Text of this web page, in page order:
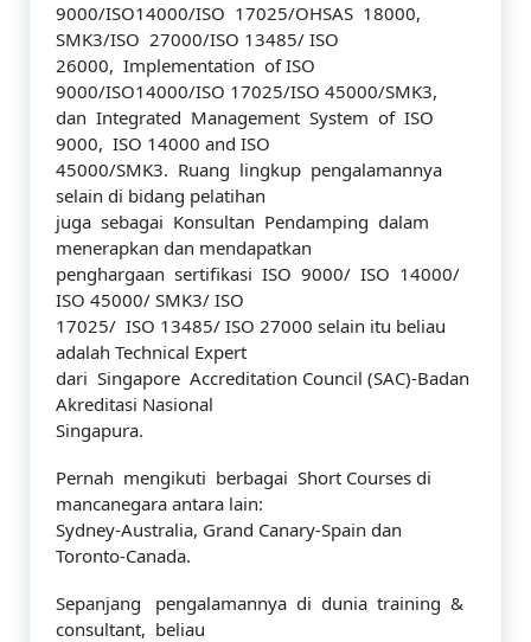
9000/ISO14000/ISO 17025/OHSAS 18000,
SMK3/ISO 27000/ISO 13485/ ISO
26000, Implementation of ISO
9000/ISO14000/ISO 17025/ISO 45000/SMK3,
dan Integrated Management System of ISO
9000, ISO 14000 and ISO
45000/SMK3. Ruang lingkup pengalamannya
selain di bidang pelatihan
juga sebagai Konsultan Pendamping dalam
menerapkan dan mendapatkan
penghargaan sertifikasi ISO 9000/ ISO 14000/
ISO 45000/ SMK3/ ISO
17025/ ISO 13485/ ISO 27000 selain itu beliau
adalah Technical Expert
dari Singapore Accreditation Council (SAC)-Badan
Akreditasi Nasional
Singapura.
Pernah mengikuti berbagai Short Courses di
mancanegara antara lain:
Sydney-Australia, Grand Canary-Spain dan
Toronto-Canada.
Sepanjang pengalamannya di dunia training &
consultant, beliau